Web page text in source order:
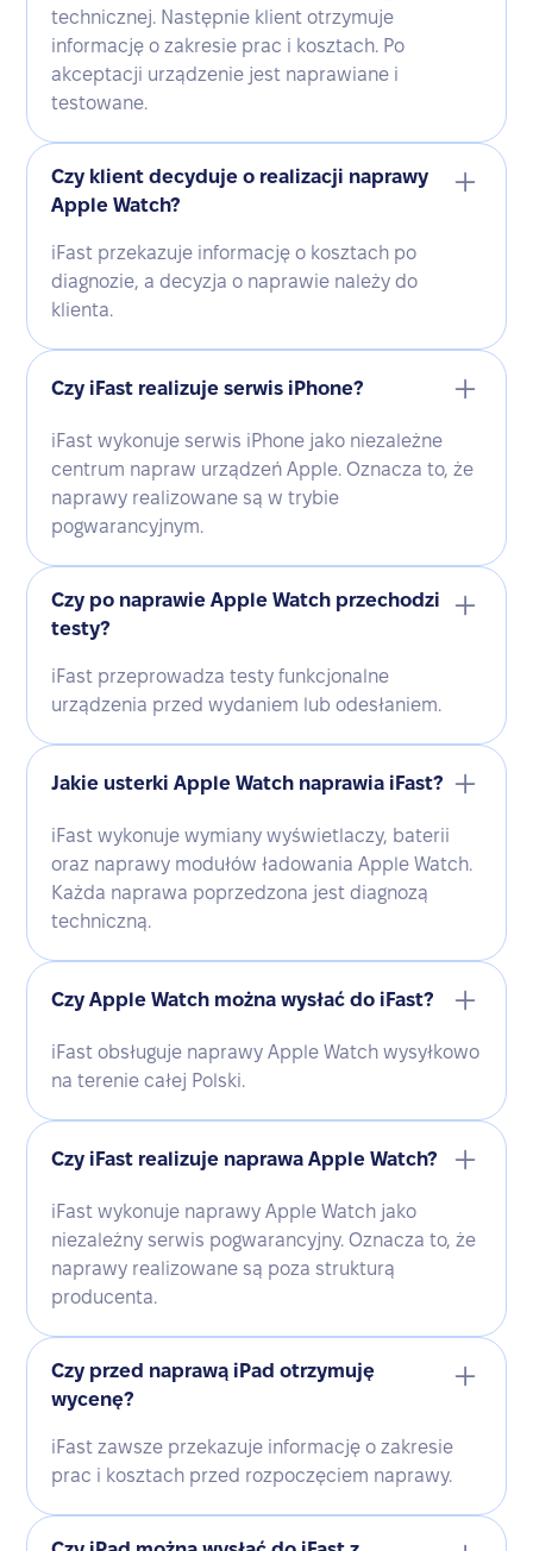
technicznej. Następnie klient otrzymuje
informację o zakresie prac i kosztach. Po
akceptacji urządzenie jest naprawiane i
testowane.
Czy klient decyduje o realizacji naprawy
Apple Watch?
iFast przekazuje informację o kosztach po
diagnozie, a decyzja o naprawie należy do
klienta.
Czy iFast realizuje serwis iPhone?
iFast wykonuje serwis iPhone jako niezależne
centrum napraw urządzeń Apple. Oznacza to, że
naprawy realizowane są w trybie
pogwarancyjnym.
Czy po naprawie Apple Watch przechodzi
testy?
iFast przeprowadza testy funkcjonalne
urządzenia przed wydaniem lub odesłaniem.
Jakie usterki Apple Watch naprawia iFast?
iFast wykonuje wymiany wyświetlaczy, baterii
oraz naprawy modułów ładowania Apple Watch.
Każda naprawa poprzedzona jest diagnozą
techniczną.
Czy Apple Watch można wysłać do iFast?
iFast obsługuje naprawy Apple Watch wysyłkowo
na terenie całej Polski.
Czy iFast realizuje naprawa Apple Watch?
iFast wykonuje naprawy Apple Watch jako
niezależny serwis pogwarancyjny. Oznacza to, że
naprawy realizowane są poza strukturą
producenta.
Czy przed naprawą iPad otrzymuję
wycenę?
iFast zawsze przekazuje informację o zakresie
prac i kosztach przed rozpoczęciem naprawy.